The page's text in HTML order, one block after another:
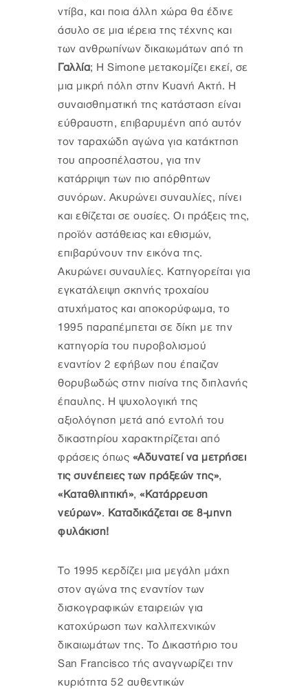
ντίβα, και ποια άλλη χώρα θα έδινε
άσυλο σε μια ιέρεια της τέχνης και
των ανθρωπίνων δικαιωμάτων από τη
Γαλλία; Η Simone μετακομίζει εκεί, σε
μια μικρή πόλη στην Κυανή Ακτή. Η
συναισθηματική της κατάσταση είναι
εύθραυστη, επιβαρυμένη από αυτόν
τον ταραχώδη αγώνα για κατάκτηση
του απροσπέλαστου, για την
κατάρριψη των πιο απόρθητων
συνόρων. Ακυρώνει συναυλίες, πίνει
και εθίζεται σε ουσίες. Οι πράξεις της,
προϊόν αστάθειας και εθισμών,
επιβαρύνουν την εικόνα της.
Ακυρώνει συναυλίες. Κατηγορείται για
εγκατάλειψη σκηνής τροχαίου
ατυχήματος και αποκορύφωμα, το
1995 παραπέμπεται σε δίκη με την
κατηγορία του πυροβολισμού
εναντίον 2 εφήβων που έπαιζαν
θορυβωδώς στην πισίνα της διπλανής
έπαυλης. Η ψυχολογική της
αξιολόγηση μετά από εντολή του
δικαστηρίου χαρακτηρίζεται από
φράσεις όπως «Αδυνατεί να μετρήσει
τις συνέπειες των πράξεών της»,
«Καταθλιπτική», «Κατάρρευση
νεύρων». Καταδικάζεται σε 8-μηνη
φυλάκιση!
Το 1995 κερδίζει μια μεγάλη μάχη
στον αγώνα της εναντίον των
δισκογραφικών εταιρειών για
κατοχύρωση των καλλιτεχνικών
δικαιωμάτων της. Το Δικαστήριο του
San Francisco τής αναγνωρίζει την
κυριότητα 52 αυθεντικών